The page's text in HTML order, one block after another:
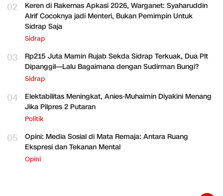
02
Keren di Rakernas Apkasi 2026, Warganet: Syaharuddin
Alrif Cocoknya jadi Menteri, Bukan Pemimpin Untuk
Sidrap Saja
Sidrap
03
Rp215 Juta Mamin Rujab Sekda Sidrap Terkuak, Dua Plt
Dipanggil—Lalu Bagaimana dengan Sudirman Bungi?
Sidrap
04
Elektabilitas Meningkat, Anies-Muhaimin Diyakini Menang
Jika Pilpres 2 Putaran
Politik
05
Opini: Media Sosial di Mata Remaja: Antara Ruang
Ekspresi dan Tekanan Mental
Opini